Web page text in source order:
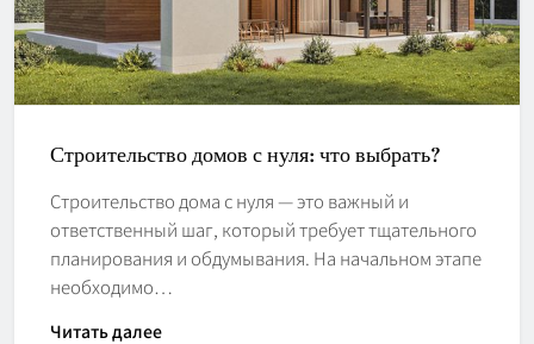
Строительство домов с нуля: что выбрать?
Строительство дома с нуля — это важный и
ответственный шаг, который требует тщательного
планирования и обдумывания. На начальном этапе
необходимо…
Читать далее